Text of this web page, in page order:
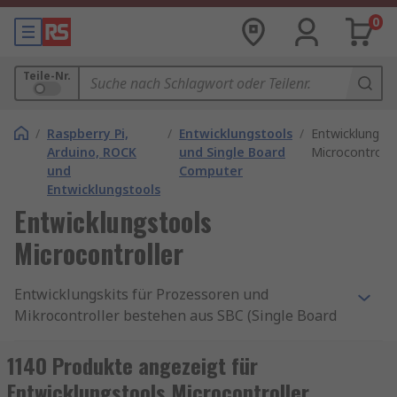
0
Teile-Nr.
/ Raspberry Pi,
Arduino, ROCK
und
Entwicklungstools
/ Entwicklungstools
und Single Board
Computer
/
Entwicklungstools
Microcontroller
Entwicklungskits für Prozessoren und
Mikrocontroller bestehen aus SBC (Single Board
Programmier- und Evaluierungskarten. Sie sind
in allen Branchen weit verbreitet und eignen sich
1140 Produkte angezeigt für